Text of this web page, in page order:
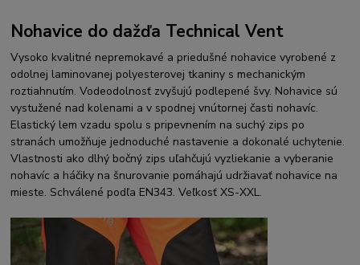
Nohavice do dažďa Technical Vent
Vysoko kvalitné nepremokavé a priedušné nohavice vyrobené z
odolnej laminovanej polyesterovej tkaniny s mechanickým
roztiahnutím. Vodeodolnosť zvyšujú podlepené švy. Nohavice sú
vystužené nad kolenami a v spodnej vnútornej časti nohavíc.
Elastický lem vzadu spolu s pripevnením na suchý zips po
stranách umožňuje jednoduché nastavenie a dokonalé uchytenie.
Vlastnosti ako dlhý bočný zips uľahčujú vyzliekanie a vyberanie
nohavíc a háčiky na šnurovanie pomáhajú udržiavať nohavice na
mieste. Schválené podľa EN343. Veľkosť XS-XXL.